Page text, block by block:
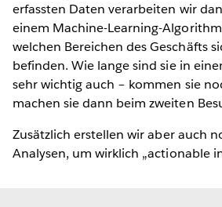
erfassten Daten verarbeiten wir
einem Machine-Learning-
welchen Bereichen des Geschäfts
befinden. Wie lange sind sie in
sehr wichtig auch – kommen sie
machen sie dann beim zweiten
Zusätzlich erstellen wir aber auch
Analysen, um wirklich „actionable